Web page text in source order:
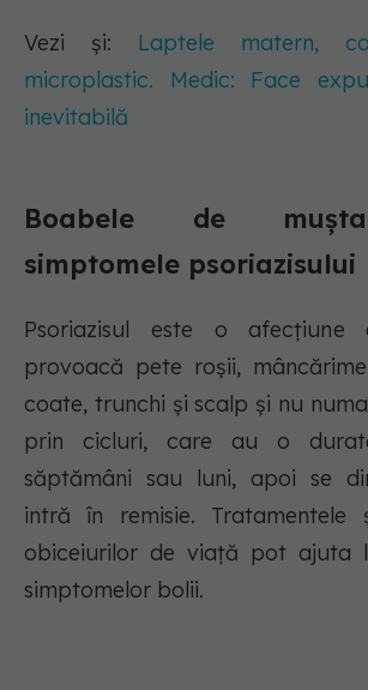
Vezi și: Laptele matern,
microplastic. Medic: Face
inevitabilă
Boabele de
simptomele psoriazisului
Psoriazisul este o
provoacă pete roșii,
coate, trunchi și scalp și nu
prin cicluri, care au o
săptămâni sau luni, apoi se
intră în remisie. Tratamentele
obiceiurilor de viață pot ajuta
simptomelor bolii.